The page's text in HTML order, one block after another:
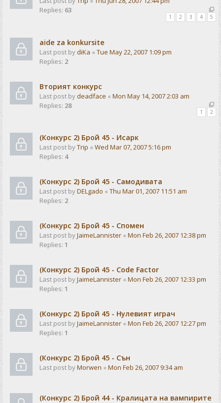
Replies: 63
1 2 3 4 5
aide za konkursite
Last post bydiKa « Tue May 22, 2007 1:09 pm
Replies: 2
Вторият конкурс
Last post bydeadface « Mon May 14, 2007 2:03 am
Replies: 28
1 2
(Конкурс 2) Брой 45 - Исарк
Last post byTrip « Wed Mar 07, 2007 5:16 pm
Replies: 4
(Конкурс 2) Брой 45 - Самодивата
Last post byDELgado « Thu Mar 01, 2007 11:51 am
Replies: 2
(Конкурс 2) Брой 45 - Спомен
Last post byJaimeLannister « Mon Feb 26, 2007 12:38 pm
Replies: 1
(Конкурс 2) Брой 45 - Code Factor
Last post byJaimeLannister « Mon Feb 26, 2007 12:33 pm
Replies: 1
(Конкурс 2) Брой 45 - Нулевият играч
Last post byJaimeLannister « Mon Feb 26, 2007 12:27 pm
Replies: 1
(Конкурс 2) Брой 45 - Сън
Last post byMorwen « Mon Feb 26, 2007 9:34 am
(Конкурс 2) Брой 44 - Кралицата на вампирите